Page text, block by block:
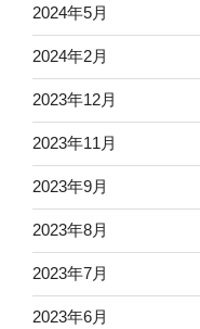
2024年5月
2024年2月
2023年12月
2023年11月
2023年9月
2023年8月
2023年7月
2023年6月